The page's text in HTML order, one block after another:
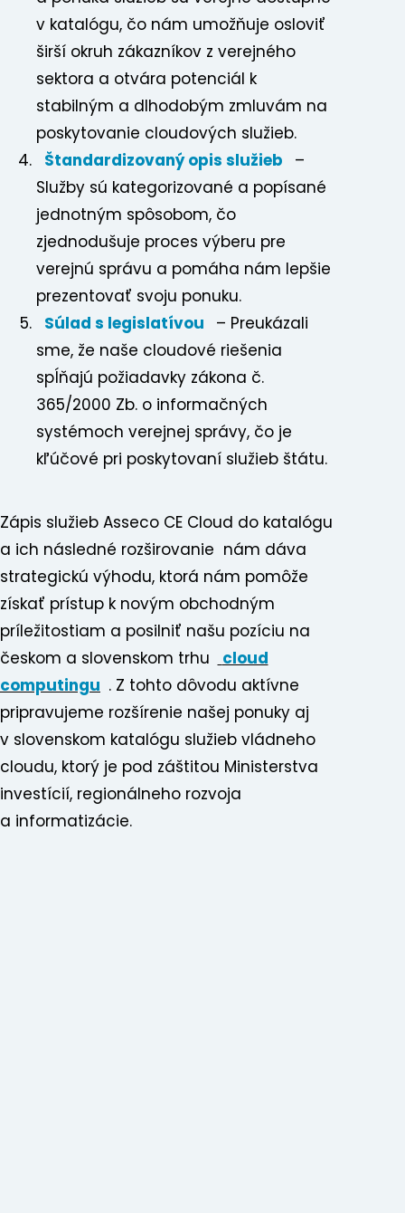
v katalógu, čo nám umožňuje osloviť
širší okruh zákazníkov z verejného
sektora a otvára potenciál k
stabilným a dlhodobým zmluvám na
poskytovanie cloudových služieb.
Štandardizovaný opis služieb
–
Služby sú kategorizované a popísané
jednotným spôsobom, čo
zjednodušuje proces výberu pre
verejnú správu a pomáha nám lepšie
prezentovať svoju ponuku.
Súlad s legislatívou
– Preukázali
sme, že naše cloudové riešenia
spĺňajú požiadavky zákona č.
365/2000 Zb. o informačných
systémoch verejnej správy, čo je
kľúčové pri poskytovaní služieb štátu.
Zápis služieb Asseco CE Cloud do katalógu
a ich následné rozširovanie nám dáva
strategickú výhodu, ktorá nám pomôže
získať prístup k novým obchodným
príležitostiam a posilniť našu pozíciu na
českom a slovenskom trhu
cloud
computingu . Z tohto dôvodu aktívne
pripravujeme rozšírenie našej ponuky aj
v slovenskom katalógu služieb vládneho
cloudu, ktorý je pod záštitou Ministerstva
investícií, regionálneho rozvoja
a informatizácie.